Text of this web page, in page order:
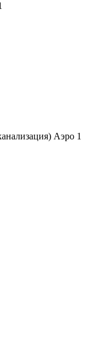
Аэро 1